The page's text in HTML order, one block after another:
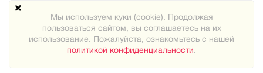
Техподдержка
Карта сайта
Мы используем куки (cookie). Продолжая
пользоваться сайтом, вы соглашаетесь на их
использование. Пожалуйста, ознакомьтесь с нашей
политикой конфиденциальности.